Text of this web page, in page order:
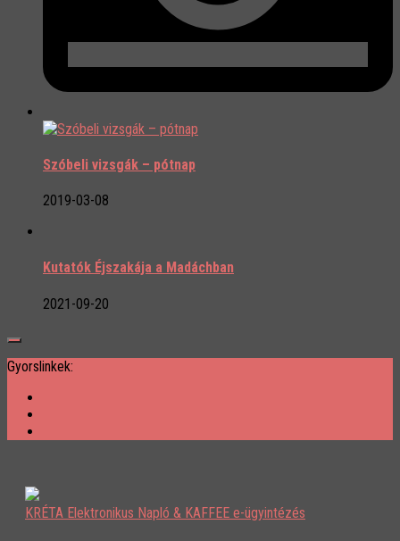
Szóbeli vizsgák – pótnap
2019-03-08
Kutatók Éjszakája a Madáchban
2021-09-20
Gyorslinkek:
KRÉTA Elektronikus Napló & KAFFEE e-ügyintézés